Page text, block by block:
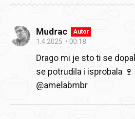
Mudrac Autor
1.4.2025. 00:18
Drago mi je sto ti se
se potrudila i isprobala 🍷
@amelabmbr